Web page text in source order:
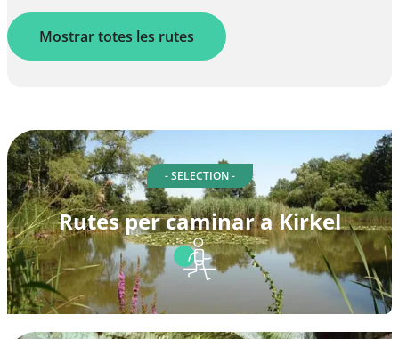
Mostrar totes les rutes
- SELECTION -
Rutes per caminar a Kirkel